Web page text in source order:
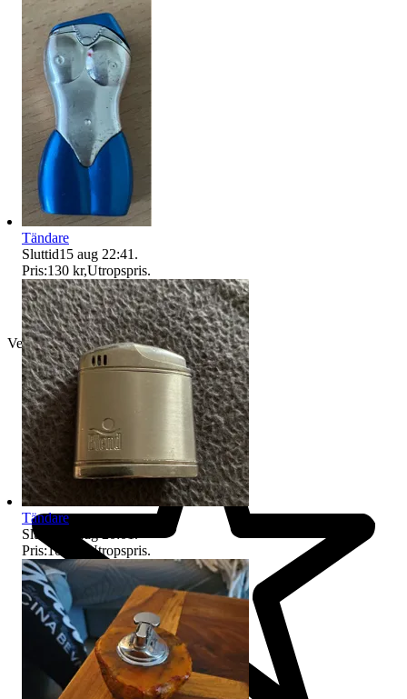
Verifierad
Tändare
Sluttid15 aug 22:41 .
Pris:130 kr,Utropspris.
Tändare
Sluttid
Pris:100 kr Utropspris.